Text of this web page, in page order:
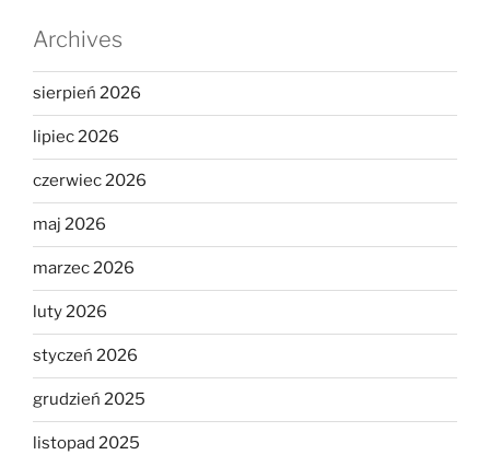
Archives
sierpień 2026
lipiec 2026
czerwiec 2026
maj 2026
marzec 2026
luty 2026
styczeń 2026
grudzień 2025
listopad 2025